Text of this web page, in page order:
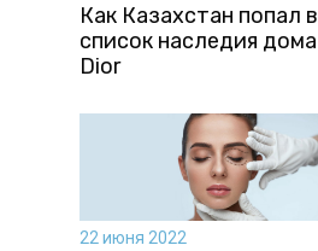
Как Казахстан попал в
список наследия дома
Dior
22 июня 2022